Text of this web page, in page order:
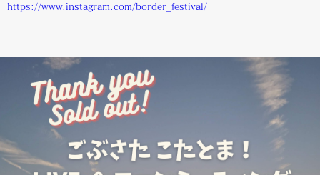
https://www.instagram.com/border_festival/